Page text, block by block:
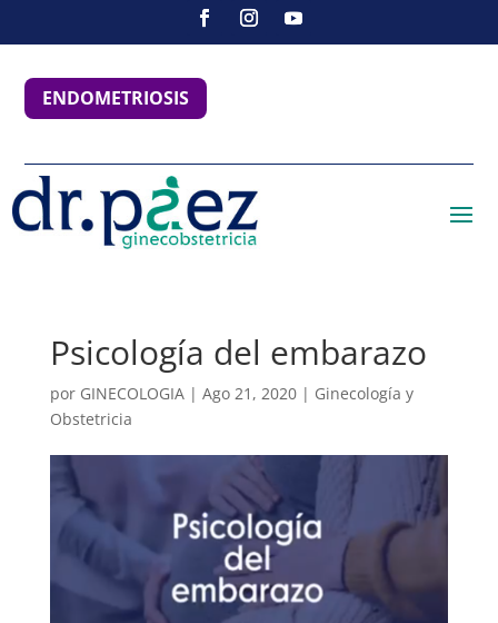
ENDOMETRIOSIS
Psicología del embarazo
por GINECOLOGIA| Ago 21, 2020| Ginecología y
Obstetricia